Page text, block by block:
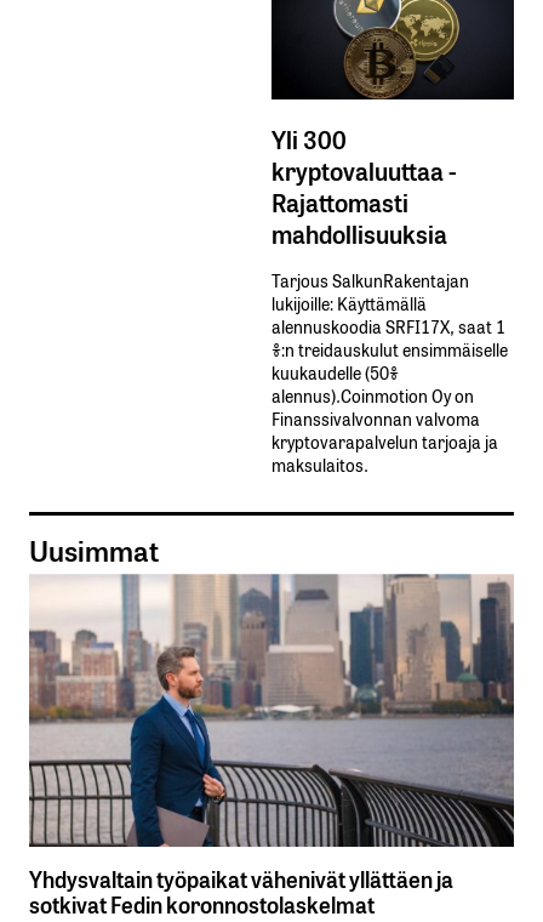
Yli 300
kryptovaluuttaa -
Rajattomasti
mahdollisuuksia
Tarjous SalkunRakentajan
lukijoille: Käyttämällä​ ​
alennuskoodia​ ​SRFI17X,​ ​saat​ ​1
%:n treidauskulut​ ​ensimmäiselle​ ​
kuukaudelle​ ​(50%​ ​
alennus).Coinmotion Oy on
Finanssivalvonnan valvoma
kryptovarapalvelun tarjoaja ja
maksulaitos.
Uusimmat
Yhdysvaltain työpaikat vähenivät yllättäen ja
sotkivat Fedin koronnostolaskelmat